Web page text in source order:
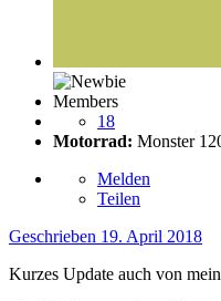
Members
18
Motorrad: Monster
Melden
Teilen
Geschrieben 19. April 2018
Kurzes Update auch von